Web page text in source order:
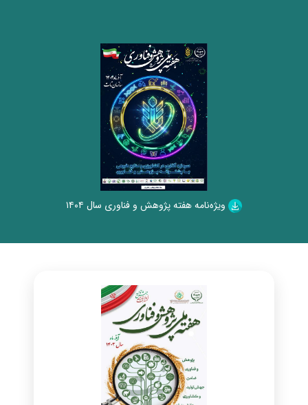
ویژه‌نامه هفته پژوهش و فناوری سال ۱۴۰۴